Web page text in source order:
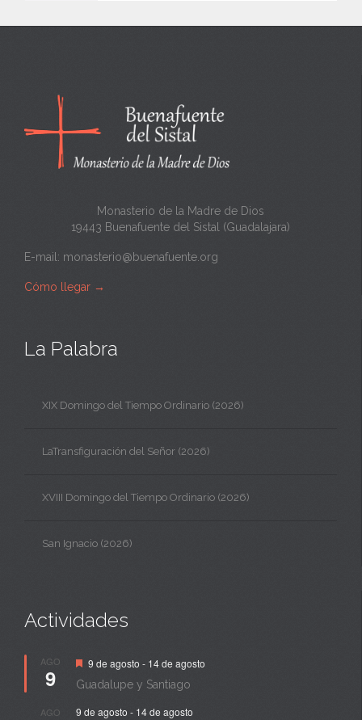
n
a
Monasterio de la Madre de Dios
19443 Buenafuente del Sistal (Guadalajara)
E-mail: monasterio@buenafuente.org
Cómo llegar →
La Palabra
XIX Domingo del Tiempo Ordinario (2026)
LaTransfiguración del Señor (2026)
XVIII Domingo del Tiempo Ordinario (2026)
San Ignacio (2026)
Actividades
AGO
9
Destacado
9 de agosto - 14 de agosto
Guadalupe y Santiago
AGO 9 de agosto - 14 de agosto